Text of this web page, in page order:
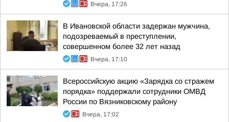
Вчера, 17:26
В Ивановской области задержан мужчина,
подозреваемый в преступлении,
совершенном более 32 лет назад
Вчера, 17:10
Всероссийскую акцию «Зарядка со стражем
порядка» поддержали сотрудники ОМВД
России по Вязниковскому району
Вчера, 17:02